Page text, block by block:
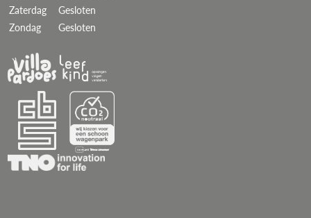
Zaterdag
Gesloten
Zondag
Gesloten